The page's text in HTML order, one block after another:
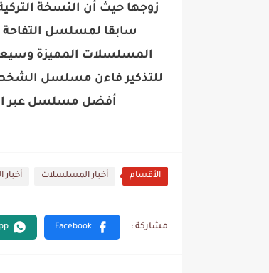
سابقا لمسلسل التفاحة
المسلسلات المميزة
للتذكير فاءن مسلسل
أفضل مسلسل عبر النت لسنة 2019 في حفل
الأقسام أخبار المسلسلات أخبار